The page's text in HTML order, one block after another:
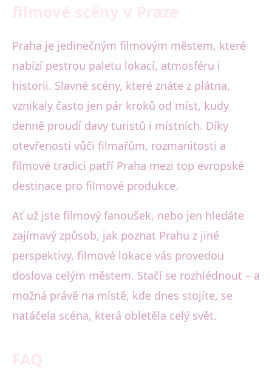
Praha je jedinečným filmovým městem, které
nabízí pestrou paletu lokací, atmosféru i
historii. Slavné scény, které znáte z plátna,
vznikaly často jen pár kroků od míst, kudy
denně proudí davy turistů i místních. Díky
otevřenosti vůči filmařům, rozmanitosti a
filmové tradici patří Praha mezi top evropské
destinace pro filmové produkce.
Ať už jste filmový fanoušek, nebo jen hledáte
zajímavý způsob, jak poznat Prahu z jiné
perspektivy, filmové lokace vás provedou
doslova celým městem. Stačí se rozhlédnout – a
možná právě na místě, kde dnes stojíte, se
natáčela scéna, která obletěla celý svět.